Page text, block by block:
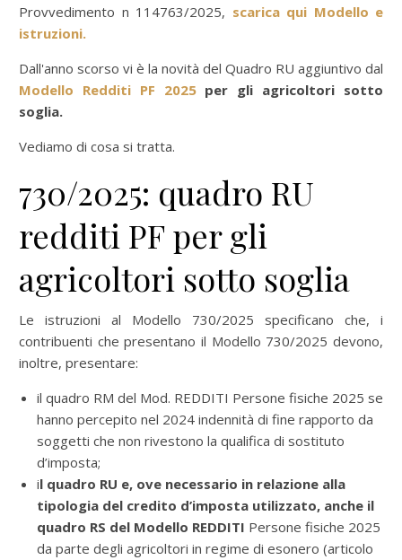
Provvedimento n 114763/2025, scarica qui Modello e
istruzioni.
Dall'anno scorso vi è la novità del Quadro RU aggiuntivo dal
Modello Redditi PF 2025 per gli agricoltori sotto
soglia.
Vediamo di cosa si tratta.
730/2025: quadro RU
redditi PF per gli
agricoltori sotto soglia
Le istruzioni al Modello 730/2025 specificano che, i
contribuenti che presentano il Modello 730/2025 devono,
inoltre, presentare:
il quadro RM del Mod. REDDITI Persone fisiche 2025 se
hanno percepito nel 2024 indennità di fine rapporto da
soggetti che non rivestono la qualifica di sostituto
d’imposta;
il quadro RU e, ove necessario in relazione alla
tipologia del credito d’imposta utilizzato, anche il
quadro RS del Modello REDDITI Persone fisiche 2025
da parte degli agricoltori in regime di esonero (articolo